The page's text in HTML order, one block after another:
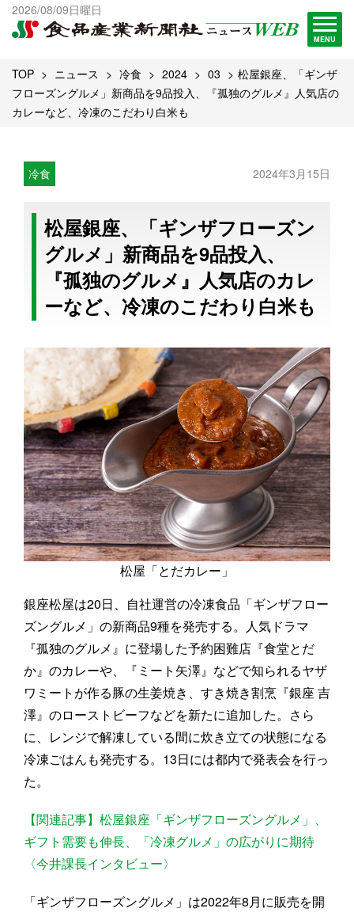
2026/08/09日曜日
MENU
出版物一覧へ
試読・購読申し込み
TOP ニュース 冷食 2024 03
松屋銀座、「ギンザ
フローズングルメ」新商品を9品投入、『孤独のグルメ』人気店の
カレーなど、冷凍のこだわり白米も
冷食 2024年3月15日
松屋銀座、「ギンザフローズン
グルメ」新商品を9品投入、
『孤独のグルメ』人気店のカレ
ーなど、冷凍のこだわり白米も
松屋「とだカレー」
銀座松屋は20日、自社運営の冷凍食品「ギンザフロー
ズングルメ」の新商品9種を発売する。人気ドラマ
『孤独のグルメ』に登場した予約困難店『食堂とだ
か』のカレーや、『ミート矢澤』などで知られるヤザ
ワミートが作る豚の生姜焼き、すき焼き割烹『銀座 吉
澤』のローストビーフなどを新たに追加した。さら
に、レンジで解凍している間に炊き立ての状態になる
冷凍ごはんも発売する。13日には都内で発表会を行っ
た。
【関連記事】松屋銀座「ギンザフローズングルメ」、
ギフト需要も伸長、「冷凍グルメ」の広がりに期待
〈今井課長インタビュー〉
「ギンザフローズングルメ」は2022年8月に販売を開